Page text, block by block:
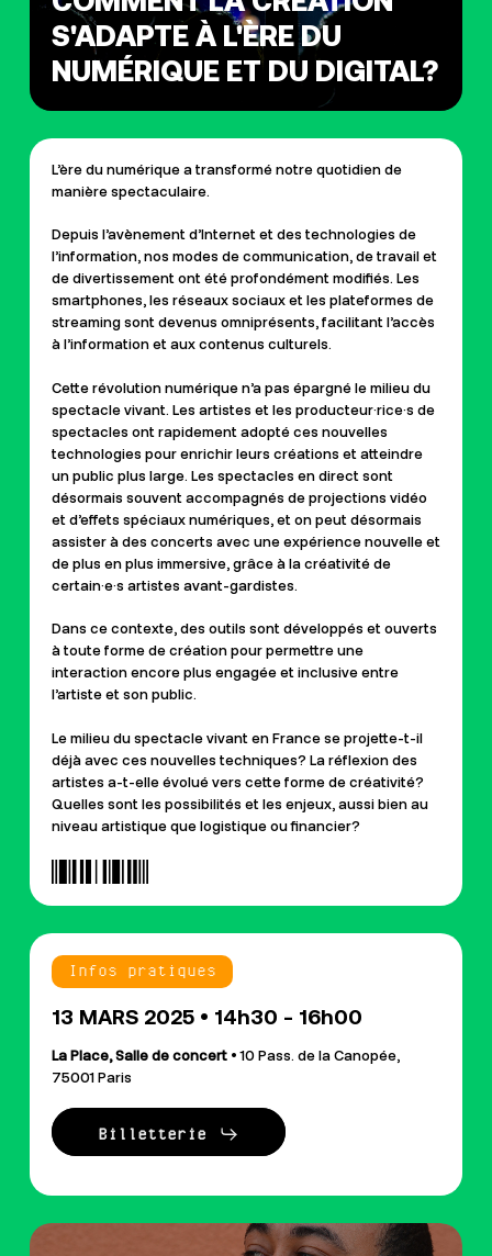
S'ADAPTE À L'ÈRE DU
NUMÉRIQUE ET DU DIGITAL?
L’ère du numérique a transformé notre quotidien de
manière spectaculaire.
Depuis l’avènement d’Internet et des technologies de
l’information, nos modes de communication, de travail et
de divertissement ont été profondément modifiés. Les
smartphones, les réseaux sociaux et les plateformes de
streaming sont devenus omniprésents, facilitant l’accès
à l’information et aux contenus culturels.
Cette révolution numérique n’a pas épargné le milieu du
spectacle vivant. Les artistes et les producteur·rice·s de
spectacles ont rapidement adopté ces nouvelles
technologies pour enrichir leurs créations et atteindre
un public plus large. Les spectacles en direct sont
désormais souvent accompagnés de projections vidéo
et d’effets spéciaux numériques, et on peut désormais
assister à des concerts avec une expérience nouvelle et
de plus en plus immersive, grâce à la créativité de
certain·e·s artistes avant-gardistes.
Dans ce contexte, des outils sont développés et ouverts
à toute forme de création pour permettre une
interaction encore plus engagée et inclusive entre
l’artiste et son public.
Le milieu du spectacle vivant en France se projette-t-il
déjà avec ces nouvelles techniques? La réflexion des
artistes a-t-elle évolué vers cette forme de créativité?
Quelles sont les possibilités et les enjeux, aussi bien au
niveau artistique que logistique ou financier?
Infos pratiques
13 MARS 2025 • 14h30 - 16h00
La Place, Salle de concert • 10 Pass. de la Canopée,
75001 Paris
Billetterie